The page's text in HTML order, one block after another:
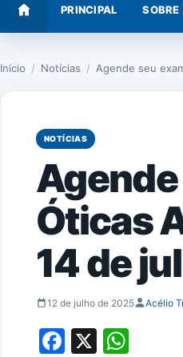
PRINCIPAL SOBRE
Início / Notícias / Agende seu
NOTÍCIAS
Óticas
14 de
12 de julho de 2025 Acélio
Facebook
X